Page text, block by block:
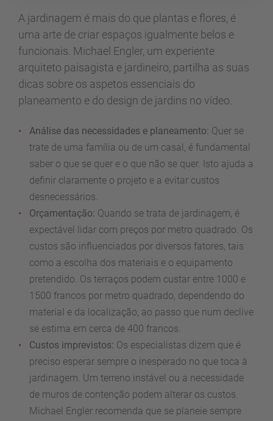
A jardinagem é mais do que plantas e flores, é
uma arte de criar espaços igualmente belos e
funcionais. Michael Engler, um experiente
arquiteto paisagista e jardineiro, partilha as suas
dicas sobre os aspetos essenciais do
planeamento e do design de jardins no vídeo.
Análise das necessidades e planeamento: Quer se
trate de uma família ou de um casal, é fundamental
saber o que se quer e o que não se quer. Isto ajuda a
definir claramente o projeto e a evitar custos
desnecessários.
Orçamentação: Quando se trata de jardinagem, é
expectável lidar com preços por metro quadrado. Os
custos são influenciados por diversos fatores, tais
como a escolha dos materiais e o equipamento
pretendido. Os terraços podem custar entre 1000 e
1500 francos por metro quadrado, dependendo do
material e da localização, ao passo que num declive
se estima em cerca de 400 francos.
Custos imprevistos: Os especialistas dizem que é
preciso esperar sempre o inesperado no que toca à
jardinagem. Um terreno instável ou a necessidade
de muros de contenção podem alterar os custos.
Michael Engler recomenda que se planeie sempre